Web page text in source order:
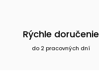
Rýchle doručenie
do 2 pracovných dní